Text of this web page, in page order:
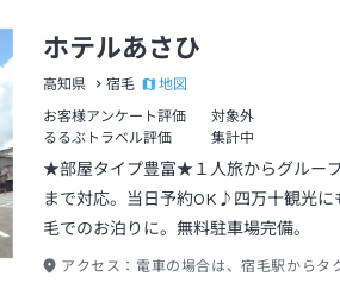
ホテルあさひ
高知県 宿毛
地図
お客様アンケート評価
対象外
るるぶトラベル評価
集計中
★部屋タイプ豊富★１人旅からグルー
まで対応。当日予約OK♪四万十観光
毛でのお泊りに。無料駐車場完備。
アクセス： 電車の場合は、宿毛駅からタ